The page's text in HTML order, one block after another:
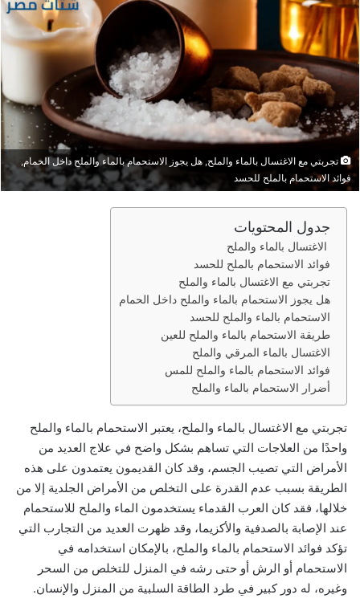
إ
ل
ك
ت
ا
تجربتي مع الاغتسال بالماء والملح, هل يجوز الاستحمام بالماء والملح داخل الحمام,
فوائد الاستحمام بالملح للحسد
جدول المحتويات
الاغتسال بالماء والملح
فوائد الاستحمام بالملح للحسد
تجربتي مع الاغتسال بالماء والملح
هل يجوز الاستحمام بالماء والملح داخل الحمام
الاستحمام بالماء والملح للحسد
طريقة الاستحمام بالماء والملح للعين
الاغتسال بالماء المرقي والملح
فوائد الاستحمام بالماء والملح للمس
أضرار الاستحمام بالماء والملح
تجربتي مع الاغتسال بالماء والملح، يعتبر الاستحمام بالماء والملح
واحدًا من العلاجات التي تساهم بشكل واضح في علاج العديد من
الأمراض التي تصيب الجسم، وقد كان القديمون يعتمدون على هذه
الطريقة بسبب عدم القدرة على التخلص من الأمراض الجلدية إلا من
خلالها، فقد كان العرب القدماء يستخدمون الماء والملح للاستحمام
عند الإصابة بالصدفية والأكزيما، وقد ظهرت العديد من التجارب التي
تؤكد فوائد الاستحمام بالماء والملح، بالإمكان استخدامه في
الاستحمام أو الرش أو حتى رشه في المنزل للتخلص من السحر
وغيره، له دور كبير في طرد الطاقة السلبية من المنزل والإنسان.